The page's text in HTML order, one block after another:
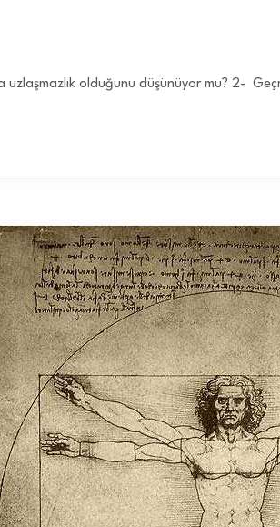
olduğunu düşünüyor mu? 2-